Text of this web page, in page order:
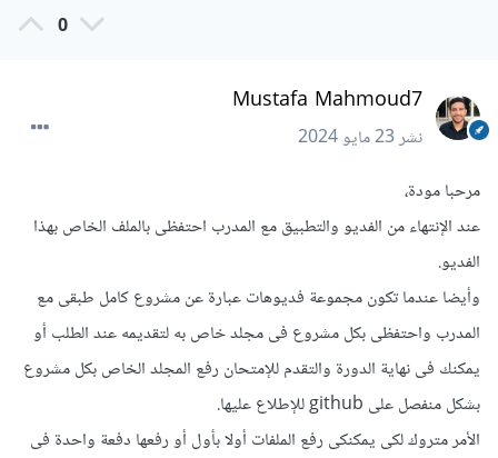
0
Mustafa Mahmoud7
نشر23 مايو 2024
مرحبا مودة،
عند الإنتهاء من الفديو والتطبيق مع المدرب احتفظى بالملف الخاص بهذا
الفديو.
وأيضا عندما تكون مجموعة فديوهات عبارة عن مشروع كامل طبقى مع
المدرب واحتفظى بكل مشروع فى مجلد خاص به لتقديمه عند الطلب أو
يمكنك فى نهاية الدورة والتقدم للإمتحان رفع المجلد الخاص بكل مشروع
بشكل منفصل على github للإطلاع عليها.
الأمر متروك لكى يمكنكى رفع الملفات أولا بأول أو رفعها دفعة واحدة فى